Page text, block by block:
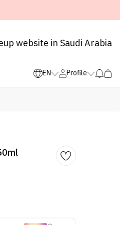
website in Saudi Arabia
EN Profile